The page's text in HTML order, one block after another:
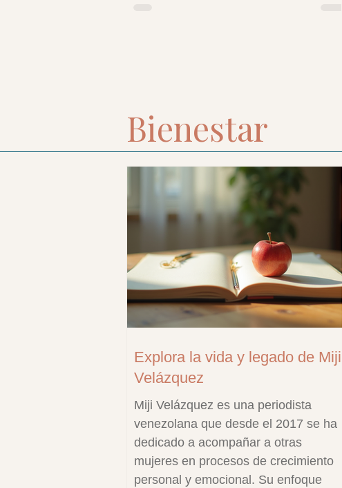
ambiente donde todos se sientan
valorados
Bienestar
Explora la vida y legado de Miji
Velázquez
Miji Velázquez es una periodista
venezolana que desde el 2017 se ha
dedicado a acompañar a otras
mujeres en procesos de crecimiento
personal y emocional. Su enfoque